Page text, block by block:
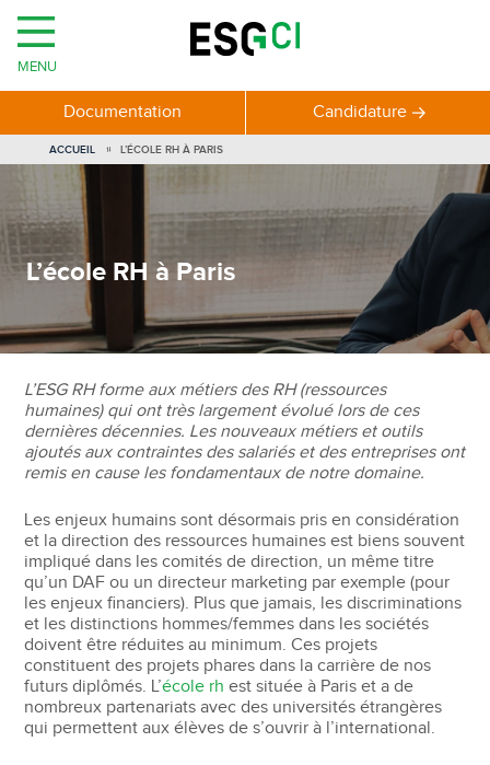
L’école RH à Paris
L’ESG RH forme aux métiers des RH (ressources
humaines) qui ont très largement évolué lors de ces
dernières décennies. Les nouveaux métiers et outils
ajoutés aux contraintes des salariés et des entreprises ont
remis en cause les fondamentaux de notre domaine.
Les enjeux humains sont désormais pris en considération
et la direction des ressources humaines est biens souvent
impliqué dans les comités de direction, un même titre
qu’un DAF ou un directeur marketing par exemple (pour
les enjeux financiers). Plus que jamais, les discriminations
et les distinctions hommes/femmes dans les sociétés
doivent être réduites au minimum. Ces projets
constituent des projets phares dans la carrière de nos
futurs diplômés. L’école rh est située à Paris et a de
nombreux partenariats avec des universités étrangères
qui permettent aux élèves de s’ouvrir à l’international.
MENU
Documentation Candidature
VOUS
ÊTES
ICI
ACCUEIL L’ÉCOLE RH À PARIS